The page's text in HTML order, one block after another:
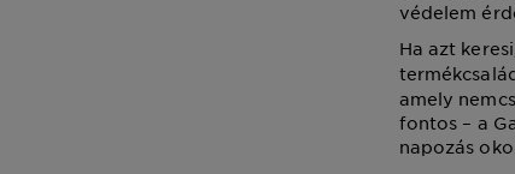
védelem
Ha azt
amely
fontos – a
napozás